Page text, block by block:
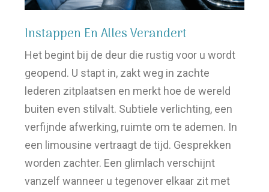
Instappen En Alles Verandert
Het begint bij de deur die rustig voor u wordt
geopend. U stapt in, zakt weg in zachte
lederen zitplaatsen en merkt hoe de wereld
buiten even stilvalt. Subtiele verlichting, een
verfijnde afwerking, ruimte om te ademen. In
een limousine vertraagt de tijd. Gesprekken
worden zachter. Een glimlach verschijnt
vanzelf wanneer u tegenover elkaar zit met